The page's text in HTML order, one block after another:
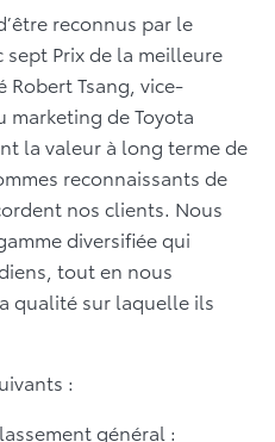
reconnus par le
sept Prix de la meilleure
Robert Tsang, vice-
marketing de Toyota
la valeur à long terme de
reconnaissants de
nos clients. Nous
diversifiée qui
tout en nous
qualité sur laquelle ils
:
général :